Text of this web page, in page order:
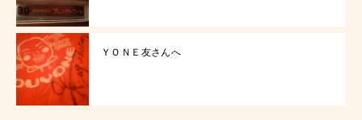
ＹＯＮＥ友さんへ